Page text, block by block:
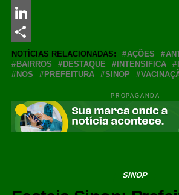
Messenger
LinkedIn
Share
NOTÍCIAS RELACIONADAS: AÇÕES
BAIRROS
DESTAQUE INTENSIFICA
NOS
PREFEITURA SINOP
PROPAGANDA
SINOP